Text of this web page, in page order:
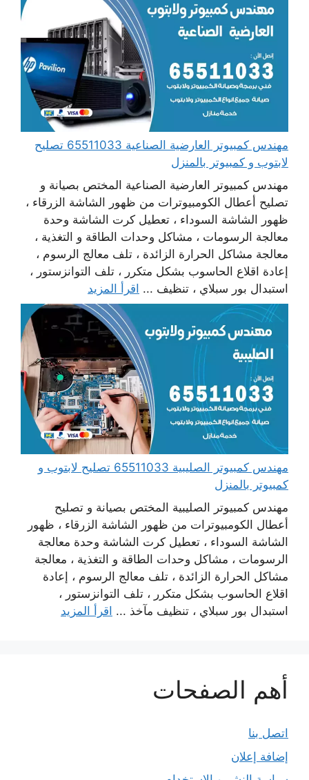
مهندس كمبيوتر العارضية الصناعية 65511033 تصليح
لابتوب و كمبيوتر بالمنزل
مهندس كمبيوتر العارضية الصناعية المختص بصيانة و
تصليح أعطال الكومبيوترات من ظهور الشاشة الزرقاء ،
ظهور الشاشة السوداء ، تعطيل كرت الشاشة وحدة
معالجة الرسومات ، مشاكل وحدات الطاقة و التغذية ،
معالجة مشاكل الحرارة الزائدة ، تلف معالج الرسوم ،
إعادة اقلاع الحاسوب بشكل متكرر ، تلف التوانزستور ،
استبدال بور سبلاي ، تنظيف ... اقرأ المزيد
مهندس كمبيوتر الصليبية 65511033 تصليح لابتوب و
كمبيوتر بالمنزل
مهندس كمبيوتر الصليبية المختص بصيانة و تصليح
أعطال الكومبيوترات من ظهور الشاشة الزرقاء ، ظهور
الشاشة السوداء ، تعطيل كرت الشاشة وحدة معالجة
الرسومات ، مشاكل وحدات الطاقة و التغذية ، معالجة
مشاكل الحرارة الزائدة ، تلف معالج الرسوم ، إعادة
اقلاع الحاسوب بشكل متكرر ، تلف التوانزستور ،
استبدال بور سبلاي ، تنظيف مآخذ ... اقرأ المزيد
أهم الصفحات
اتصل بنا
إضافة إعلان